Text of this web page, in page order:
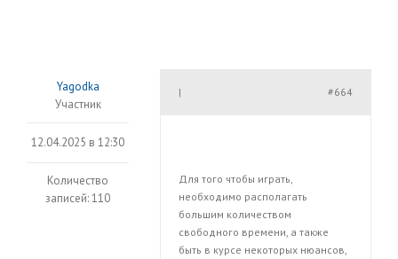
Yagodka
Участник
12.04.2025 в 12:30
Количество
записей: 110
#664
|
Для того чтобы играть,
необходимо располагать
большим количеством
свободного времени, а также
быть в курсе некоторых нюансов,